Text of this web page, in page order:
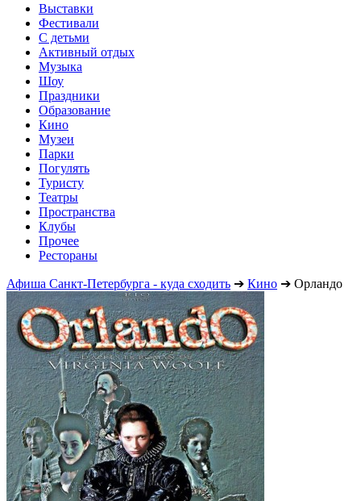
Выставки
Фестивали
С детьми
Активный отдых
Музыка
Шоу
Праздники
Образование
Кино
Музеи
Парки
Погулять
Туристу
Театры
Пространства
Клубы
Прочее
Рестораны
Афиша Санкт-Петербурга - куда сходить ➔ Кино ➔ Орландо